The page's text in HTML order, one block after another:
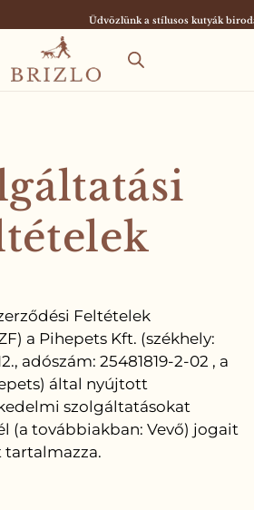
Üdvözlünk a stílusos kutyák
Feltételek
a Pihepets Kft. (székhely:
adószám: 25481819-2-02 , a
által nyújtott
szolgáltatásokat
(a továbbiakban: Vevő) jogait
tartalmazza.